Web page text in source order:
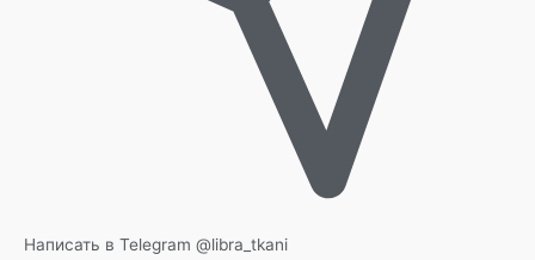
Написать в Telegram @libra_tkani